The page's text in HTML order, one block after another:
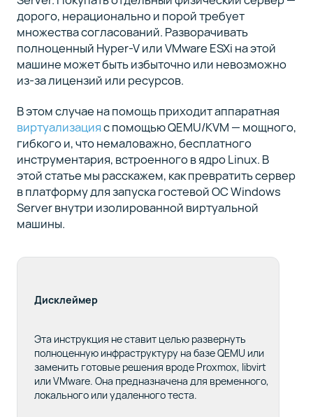
5
Подключение
гостевого
образа
запуск
Windows
7 Завершение
дорого, нерационально и порой требует
множества согласований. Разворачивать
полноценный Hyper-V или VMware ESXi на этой
машине может быть избыточно или невозможно
из-за лицензий или ресурсов.
В этом случае на помощь приходит аппаратная
виртуализацияс помощью QEMU/KVM — мощного,
гибкого и, что немаловажно, бесплатного
инструментария, встроенного в ядро Linux. В
этой статье мы расскажем, как превратить сервер
в платформу для запуска гостевой ОС Windows
Server внутри изолированной виртуальной
машины.
Дисклеймер
Эта инструкция не ставит целью развернуть
полноценную инфраструктуру на базе QEMU или
заменить готовые решения вроде Proxmox, libvirt
или VMware. Она предназначена для временного,
локального или удаленного теста.